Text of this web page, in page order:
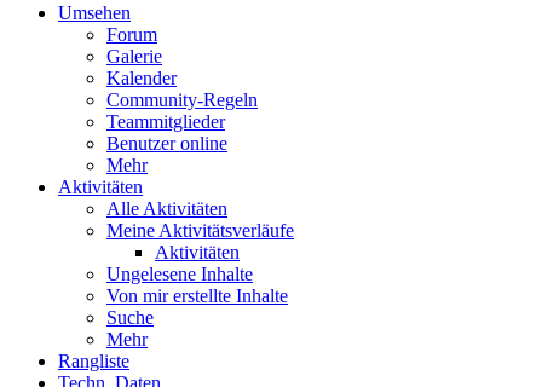
Umsehen
Forum
Galerie
Kalender
Community-Regeln
Teammitglieder
Benutzer online
Mehr
Aktivitäten
Alle Aktivitäten
Meine Aktivitätsverläufe
Aktivitäten
Ungelesene Inhalte
Von mir erstellte Inhalte
Suche
Mehr
Rangliste
Techn. Daten